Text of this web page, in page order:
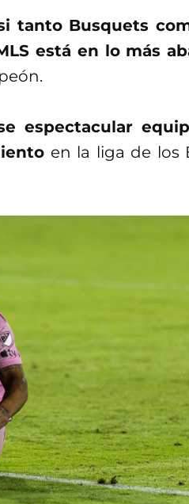
tanto Busquets
está en lo más
espectacular
en la liga de los